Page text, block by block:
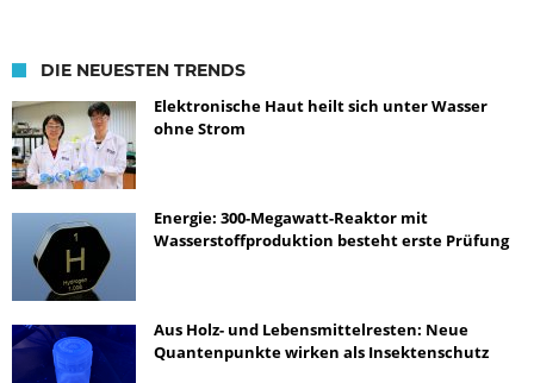
DIE NEUESTEN TRENDS
Elektronische Haut heilt sich unter Wasser
ohne Strom
Energie: 300-Megawatt-Reaktor mit
Wasserstoffproduktion besteht erste Prüfung
Aus Holz- und Lebensmittelresten: Neue
Quantenpunkte wirken als Insektenschutz